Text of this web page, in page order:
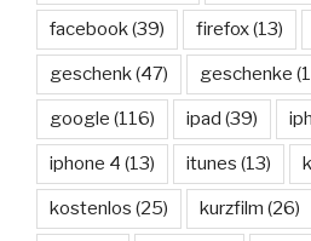
facebook(39) firefox(13)
geschenk(47) geschenke
google (116) ipad (39)
iphone 4 (13) itunes (13)
kostenlos (25) kurzfilm (26)